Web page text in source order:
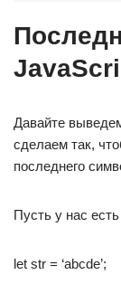
Давайте
сделаем так,
последнего
Пусть у нас
let str = ‘abcde’;